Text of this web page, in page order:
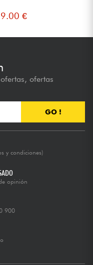
€
ofertas
GO !
y condiciones)
opinión
900